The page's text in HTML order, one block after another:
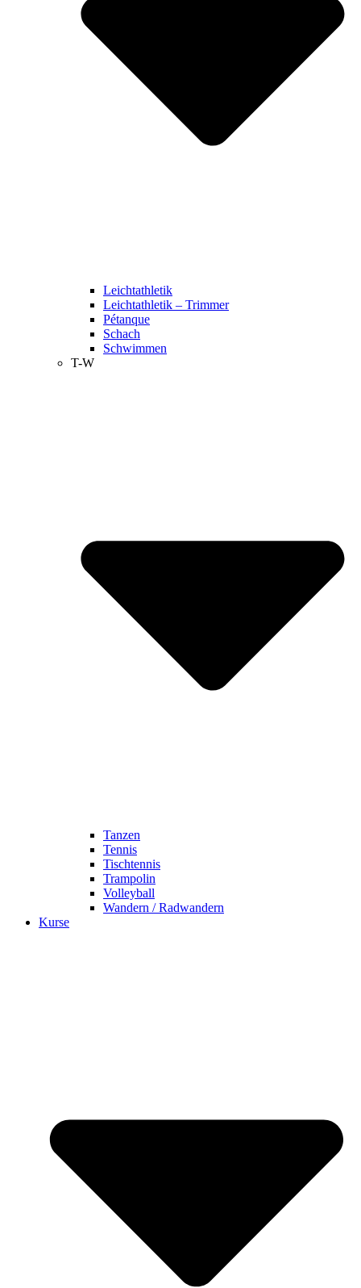
Leichtathletik
Leichtathletik – Trimmer
Pétanque
Schach
Schwimmen
T-W
Tanzen
Tennis
Tischtennis
Trampolin
Volleyball
Wandern / Radwandern
Kurse